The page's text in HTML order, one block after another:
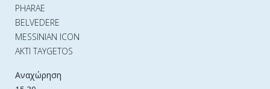
PHARAE
BELVEDERE
MESSINIAN ICON
AKTI TAYGETOS
Αναχώρηση